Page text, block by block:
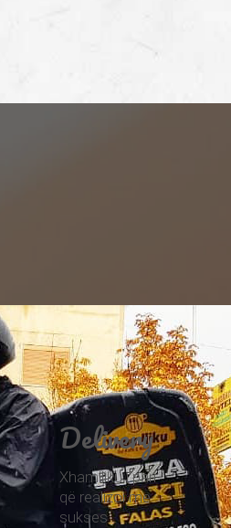
Delivery
Xhamlliku i pari
që realizoi me
sukses